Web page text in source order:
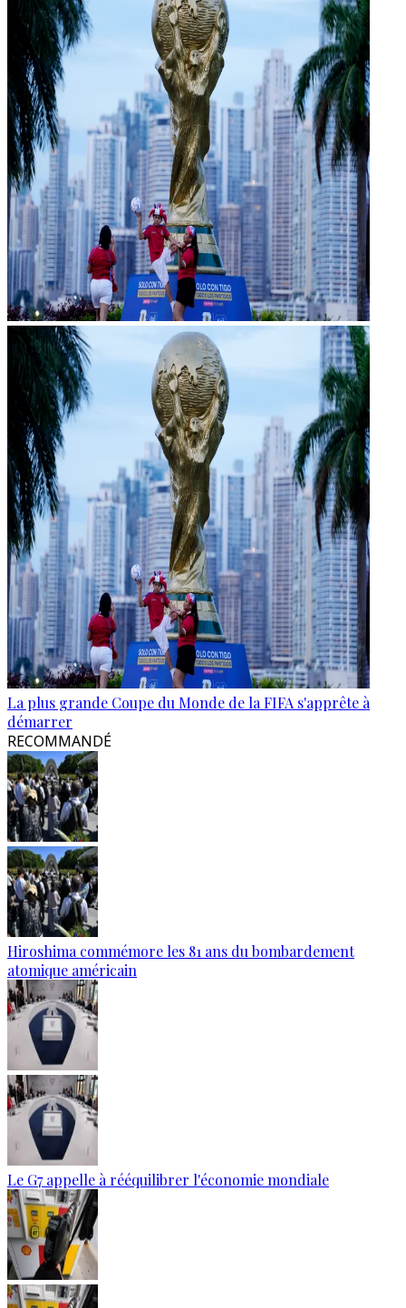
La plus grande Coupe du Monde de la FIFA s'apprête à
démarrer
RECOMMANDÉ
Hiroshima commémore les 81 ans du bombardement
atomique américain
Le G7 appelle à rééquilibrer l'économie mondiale